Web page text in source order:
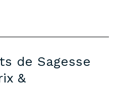
de Sagesse
&